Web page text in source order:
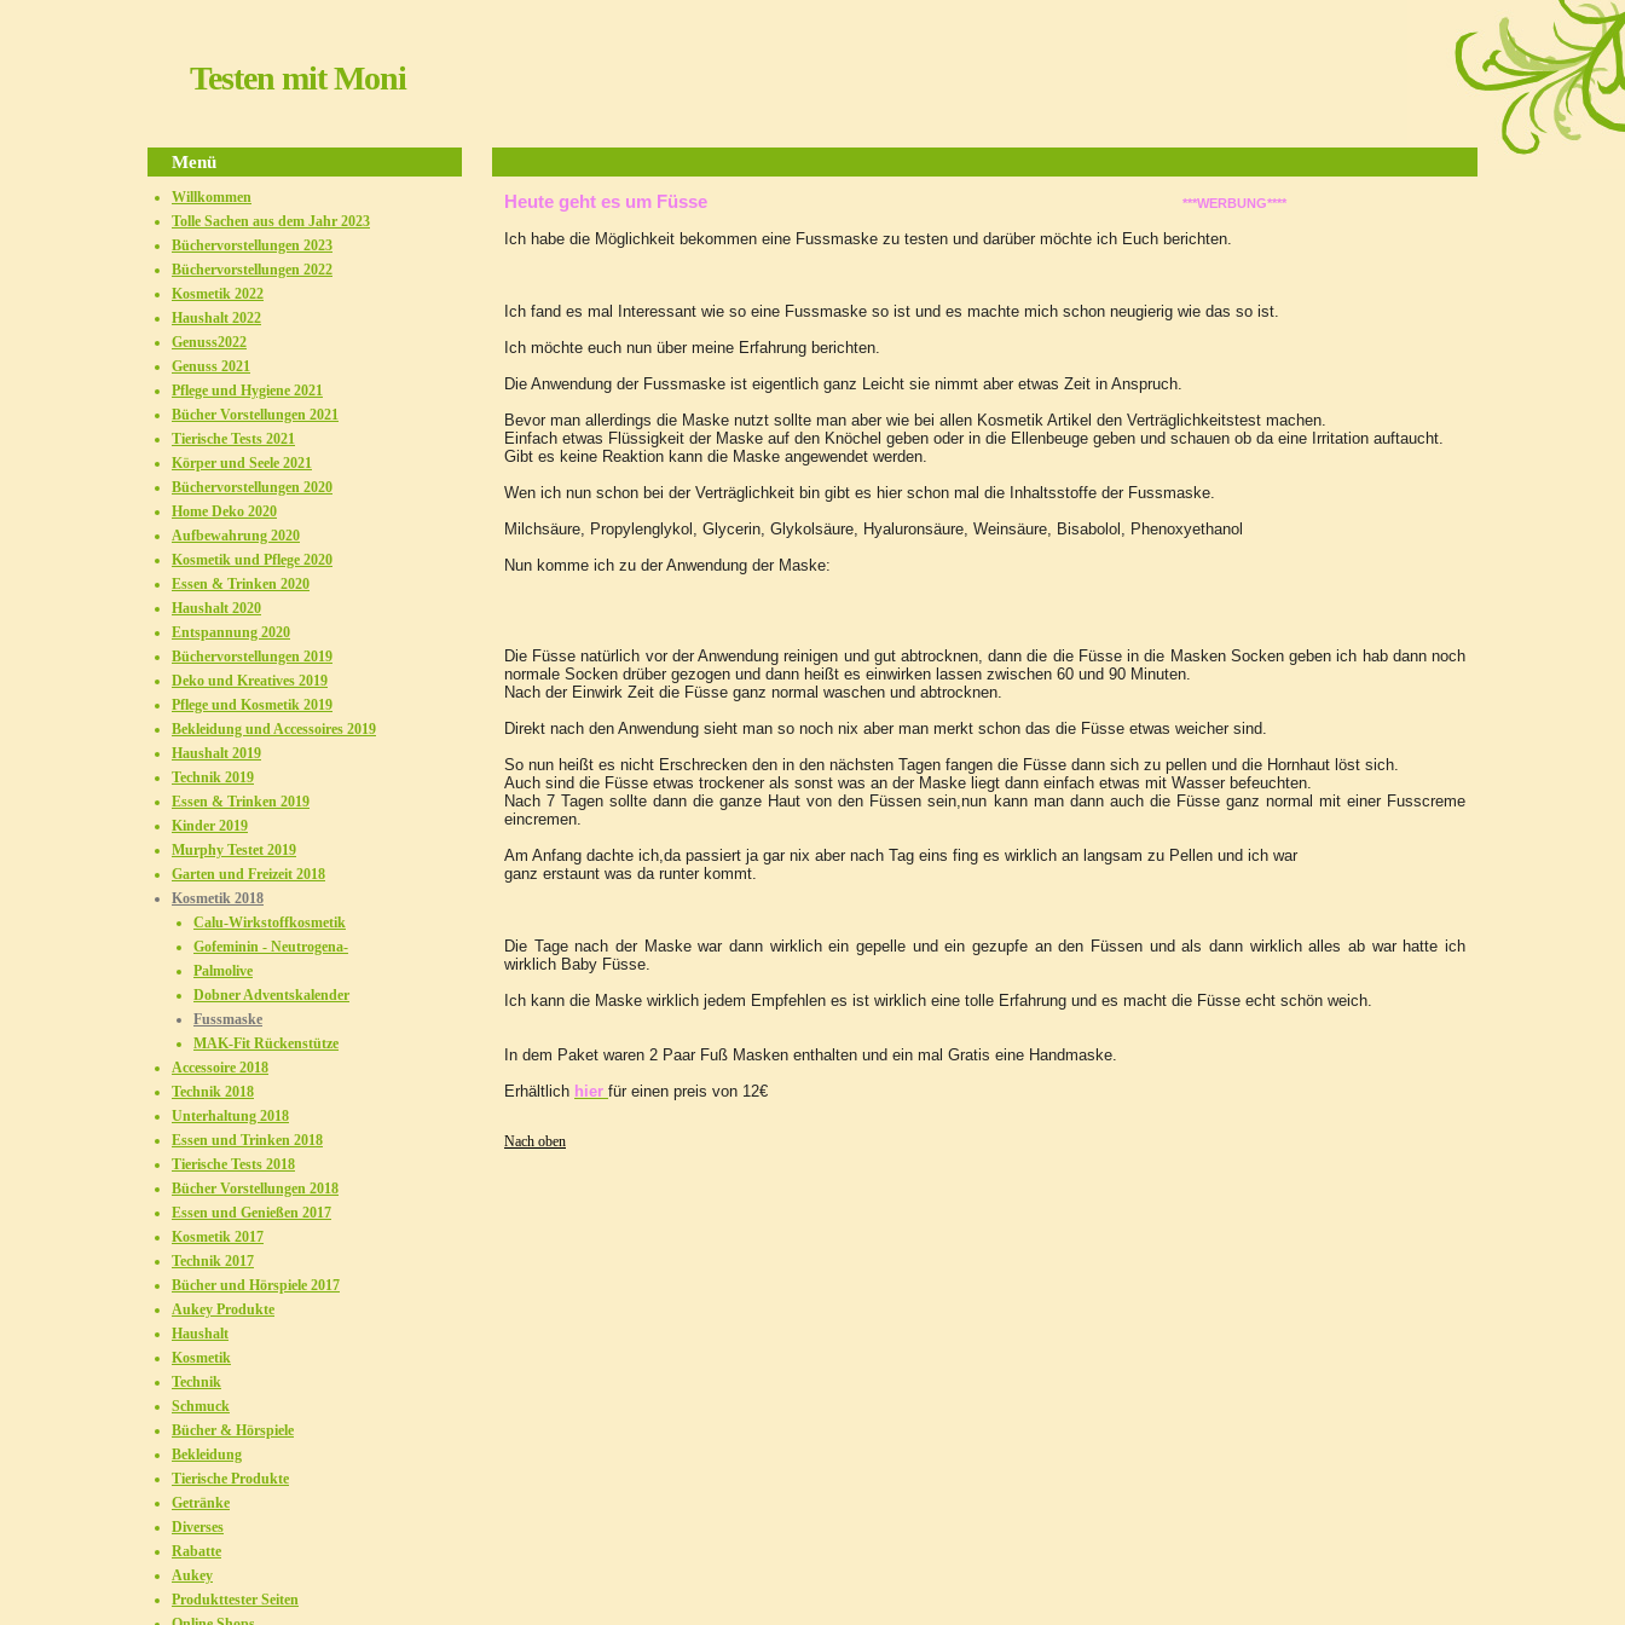
Testen mit Moni
Heute geht es um Füsse ***WERBUNG****
Ich habe die Möglichkeit bekommen eine Fussmaske zu testen und darüber möchte ich Euch berichten.
Ich fand es mal Interessant wie so eine Fussmaske so ist und es machte mich schon neugierig wie das so ist.
Ich möchte euch nun über meine Erfahrung berichten.
Die Anwendung der Fussmaske ist eigentlich ganz Leicht sie nimmt aber etwas Zeit in Anspruch.
Bevor man allerdings die Maske nutzt sollte man aber wie bei allen Kosmetik Artikel den Verträglichkeitstest machen.
Einfach etwas Flüssigkeit der Maske auf den Knöchel geben oder in die Ellenbeuge geben und schauen ob da eine Irritation auftaucht.
Gibt es keine Reaktion kann die Maske angewendet werden.
Wen ich nun schon bei der Verträglichkeit bin gibt es hier schon mal die Inhaltsstoffe der Fussmaske.
Milchsäure, Propylenglykol, Glycerin, Glykolsäure, Hyaluronsäure, Weinsäure, Bisabolol, Phenoxyethanol
Nun komme ich zu der Anwendung der Maske:
Die Füsse natürlich vor der Anwendung reinigen und gut abtrocknen, dann die die Füsse in die Masken Socken geben ich hab dann noch
normale Socken drüber gezogen und dann heißt es einwirken lassen zwischen 60 und 90 Minuten.
Nach der Einwirk Zeit die Füsse ganz normal waschen und abtrocknen.
Direkt nach den Anwendung sieht man so noch nix aber man merkt schon das die Füsse etwas weicher sind.
So nun heißt es nicht Erschrecken den in den nächsten Tagen fangen die Füsse dann sich zu pellen und die Hornhaut löst sich.
Auch sind die Füsse etwas trockener als sonst was an der Maske liegt dann einfach etwas mit Wasser befeuchten.
Nach 7 Tagen sollte dann die ganze Haut von den Füssen sein,nun kann man dann auch die Füsse ganz normal mit einer Fusscreme
eincremen.
Am Anfang dachte ich,da passiert ja gar nix aber nach Tag eins fing es wirklich an langsam zu Pellen und ich war
ganz erstaunt was da runter kommt.
Die Tage nach der Maske war dann wirklich ein gepelle und ein gezupfe an den Füssen und als dann wirklich alles ab war hatte ich
wirklich Baby Füsse.
Ich kann die Maske wirklich jedem Empfehlen es ist wirklich eine tolle Erfahrung und es macht die Füsse echt schön weich.
In dem Paket waren 2 Paar Fuß Masken enthalten und ein mal Gratis eine Handmaske.
Erhältlich hier für einen preis von 12€
Nach oben
Menü
Willkommen
Tolle Sachen aus dem Jahr 2023
Büchervorstellungen 2023
Büchervorstellungen 2022
Kosmetik 2022
Haushalt 2022
Genuss2022
Genuss 2021
Pflege und Hygiene 2021
Bücher Vorstellungen 2021
Tierische Tests 2021
Körper und Seele 2021
Büchervorstellungen 2020
Home Deko 2020
Aufbewahrung 2020
Kosmetik und Pflege 2020
Essen & Trinken 2020
Haushalt 2020
Entspannung 2020
Büchervorstellungen 2019
Deko und Kreatives 2019
Pflege und Kosmetik 2019
Bekleidung und Accessoires 2019
Haushalt 2019
Technik 2019
Essen & Trinken 2019
Kinder 2019
Murphy Testet 2019
Garten und Freizeit 2018
Kosmetik 2018
Calu-Wirkstoffkosmetik
Gofeminin - Neutrogena-
Palmolive
Dobner Adventskalender
Fussmaske
MAK-Fit Rückenstütze
Accessoire 2018
Technik 2018
Unterhaltung 2018
Essen und Trinken 2018
Tierische Tests 2018
Bücher Vorstellungen 2018
Essen und Genießen 2017
Kosmetik 2017
Technik 2017
Bücher und Hörspiele 2017
Aukey Produkte
Haushalt
Kosmetik
Technik
Schmuck
Bücher & Hörspiele
Bekleidung
Tierische Produkte
Getränke
Diverses
Rabatte
Aukey
Produkttester Seiten